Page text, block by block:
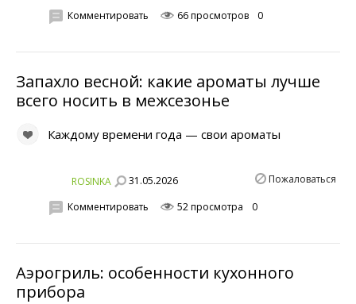
Комментировать 66 просмотров 0
Запахло весной: какие ароматы лучше
всего носить в межсезонье
Каждому времени года — свои ароматы
ROSINKA 31.05.2026 Пожаловаться
Комментировать 52 просмотра 0
Аэрогриль: особенности кухонного
прибора